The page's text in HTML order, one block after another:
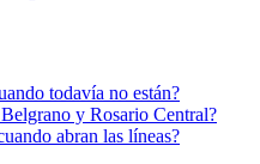
todavía no están?
y Rosario Central?
abran las líneas?